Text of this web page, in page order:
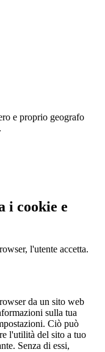
e proprio geografo
i cookie e
l'utente accetta.
da un sito web
sulla tua
Ciò può
l'utilità del sito a tuo
Senza di essi,